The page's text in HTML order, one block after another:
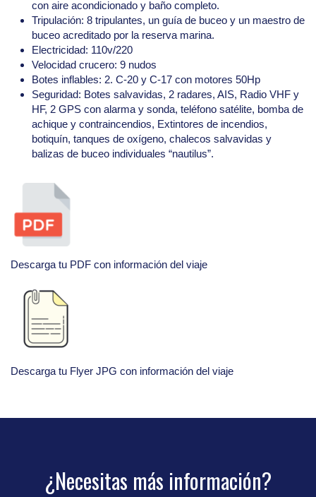
con aire acondicionado y baño completo.
Tripulación: 8 tripulantes, un guía de buceo y un maestro de
buceo acreditado por la reserva marina.
Electricidad: 110v/220
Velocidad crucero: 9 nudos
Botes inflables: 2. C-20 y C-17 con motores 50Hp
Seguridad: Botes salvavidas, 2 radares, AIS, Radio VHF y
HF, 2 GPS con alarma y sonda, teléfono satélite, bomba de
achique y contraincendios, Extintores de incendios,
botiquín, tanques de oxígeno, chalecos salvavidas y
balizas de buceo individuales “nautilus”.
Descarga tu PDF con información del viaje
Descarga tu Flyer JPG con información del viaje
¿Necesitas más información?